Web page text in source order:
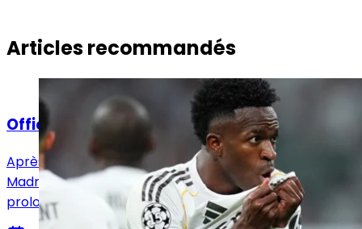
Articles recommandés
Actualités
Officiel : Vinicius Jr prolonge jusqu'en 2032 !
Après avoir annoncé l'arrivée de Yan Diomandé, le Real
Madrid en a profité pour annoncer également la
prolongation de Vinicius Jr pour six saisons !